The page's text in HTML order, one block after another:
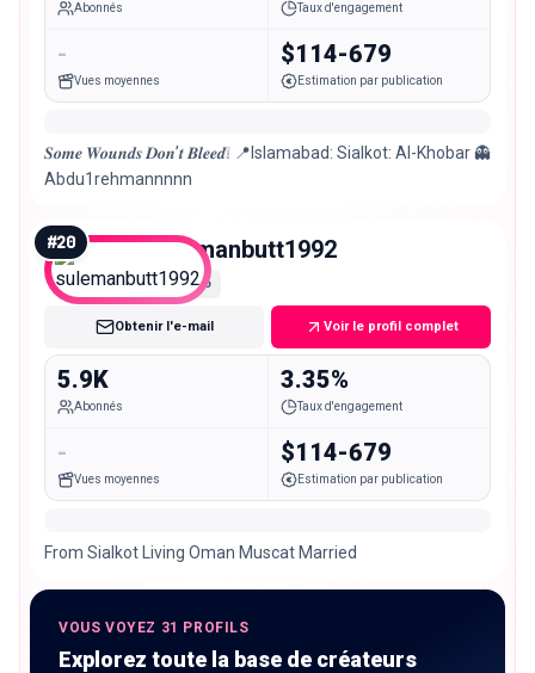
Abonnés Taux d'engagement
-
Vues moyennes
$114-679
Estimation par publication
𝑺𝒐𝒎𝒆 𝑾𝒐𝒖𝒏𝒅𝒔 𝑫𝒐𝒏’𝒕 𝑩𝒍𝒆𝒆𝒅❕ 📍Islamabad: Sialkot: Al-Khobar 👻
Abdu1rehmannnnn
#20 sulemanbutt1992
Nano
Obtenir l'e-mail Voir le profil complet
5.9K
Abonnés
3.35%
Taux d'engagement
-
Vues moyennes
$114-679
Estimation par publication
From Sialkot Living Oman Muscat Married
VOUS VOYEZ 31 PROFILS
Explorez toute la base de créateurs